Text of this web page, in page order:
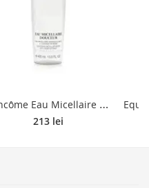
L
ancôme Eau Micellaire Douceur apa pentru curatare cu particule micele cu aromă de trandafiri 400 ml
213 lei